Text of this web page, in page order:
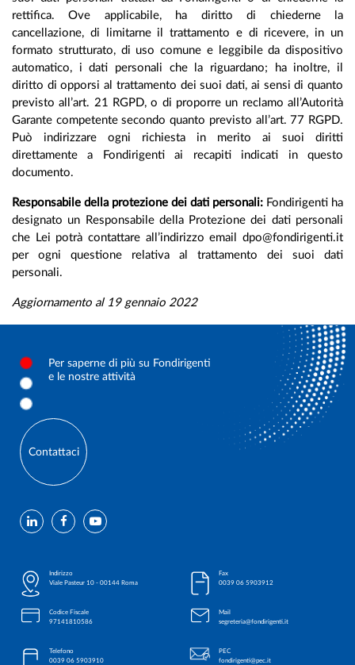
rettifica. Ove applicabile, ha diritto di chiederne la
cancellazione, di limitarne il trattamento e di ricevere, in un
formato strutturato, di uso comune e leggibile da dispositivo
automatico, i dati personali che la riguardano; ha inoltre, il
diritto di opporsi al trattamento dei suoi dati, ai sensi di quanto
previsto all’art. 21 RGPD, o di proporre un reclamo all’Autorità
Garante competente secondo quanto previsto all’art. 77 RGPD.
Può indirizzare ogni richiesta in merito ai suoi diritti
direttamente a Fondirigenti ai recapiti indicati in questo
documento.
Responsabile della protezione dei dati personali: Fondirigenti ha
designato un Responsabile della Protezione dei dati personali
che Lei potrà contattare all’indirizzo email dpo@fondirigenti.it
per ogni questione relativa al trattamento dei suoi dati
personali.
Aggiornamento al 19 gennaio 2022
Per saperne di più su Fondirigenti
e le nostre attività
Contattaci
Indirizzo
Viale Pasteur 10 - 00144 Roma
Codice Fiscale
97141810586
Telefono
0039 06 5903910
Fax
0039 06 5903912
Mail
segreteria@fondirigenti.it
PEC
fondirigenti@pec.it